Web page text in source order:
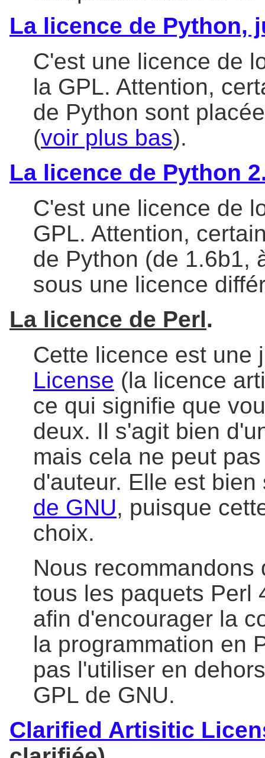
La licence de Python,
C'est une licence de
la GPL. Attention,
de Python sont
(voir plus bas).
La licence de Python
C'est une licence de
GPL. Attention,
de Python (de 1.6b1,
sous une licence
La licence de Perl.
Cette licence est
License (la licence
ce qui signifie que
deux. Il s'agit bien
mais cela ne peut
d'auteur. Elle est
de GNU, puisque
choix.
Nous
tous les paquets Perl
afin d'encourager la
la programmation en
pas l'utiliser en
GPL de GNU.
Clarified Artisitic